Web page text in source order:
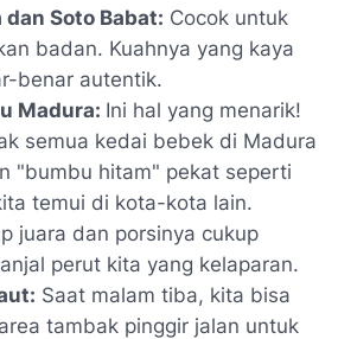
Soto Babat: Cocok untuk
badan. Kuahnya yang kaya
benar autentik.
Madura: Ini hal yang menarik!
semua kedai bebek di Madura
"bumbu hitam" pekat seperti
temui di kota-kota lain.
juara dan porsinya cukup
perut kita yang kelaparan.
Saat malam tiba, kita bisa
tambak pinggir jalan untuk